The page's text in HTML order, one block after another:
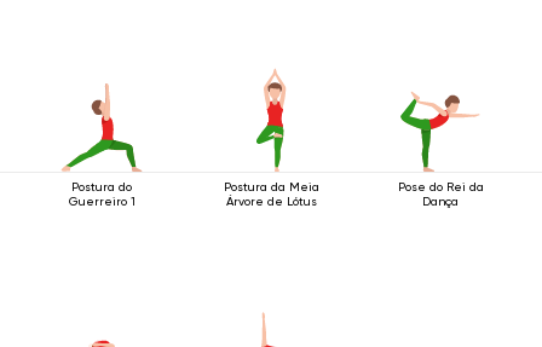
Postura do
Guerreiro 1
Postura da Meia
Árvore de Lótus
Pose do Rei da
Dança